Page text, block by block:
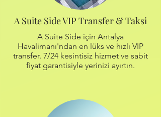
A Suite Side VIP Transfer & Taksi
A Suite Side için Antalya
Havalimanı'ndan en lüks ve hızlı VIP
transfer. 7/24 kesintisiz hizmet ve sabit
fiyat garantisiyle yerinizi ayırtın.